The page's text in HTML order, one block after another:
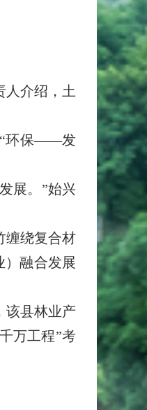
介绍，土
“环保——发
展。”始兴
缠绕复合材
）融合发展
该县林业产
万工程”考